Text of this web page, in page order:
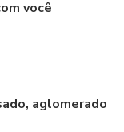
você
aglomerado